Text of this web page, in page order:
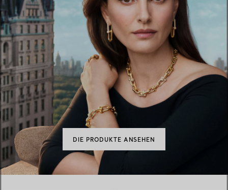
DIE PRODUKTE ANSEHEN